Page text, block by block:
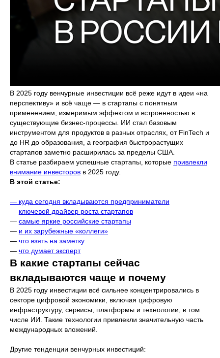
В 2025 году венчурные инвестиции всё реже идут в идеи «на
перспективу» и всё чаще — в стартапы с понятным
применением, измеримым эффектом и встроенностью в
существующие бизнес-процессы. ИИ стал базовым
инструментом для продуктов в разных отраслях, от FinTech и
до HR до образования, а география быстрорастущих
стартапов заметно расширилась за пределы США.
В статье разбираем успешные стартапы, которые привлекли
внимание инвесторов в 2025 году.
В этой статье:
— куда сегодня вкладываются предприниматели
— ключевой драйвер роста стартапов
— самые яркие российские стартапы
— и их зарубежные «коллеги»
— что взять на заметку
— что думает эксперт
В какие стартапы сейчас
вкладываются чаще и почему
В 2025 году инвестиции всё сильнее концентрировались в
секторе цифровой экономики, включая цифровую
инфраструктуру, сервисы, платформы и технологии, в том
числе ИИ. Такие технологии привлекли значительную часть
международных вложений.
Другие тенденции венчурных инвестиций: